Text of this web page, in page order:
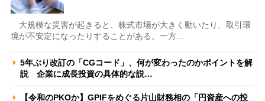
大規模な災害が起きると、株式市場が大きく動いたり、取引環
境が不安定になったりすることがある。一方…
5年ぶり改訂の「CGコード」、何が変わったのかポイントを解
説 企業に成長投資の具体的な説…
【令和のPKOか】GPIFをめぐる片山財務相の「円資産への投